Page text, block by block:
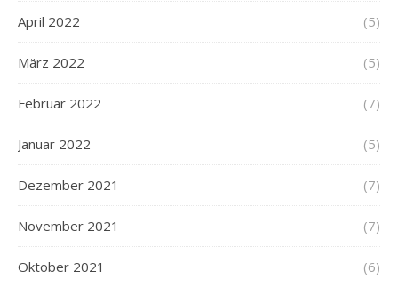
April 2022 (5)
März 2022 (5)
Februar 2022 (7)
Januar 2022 (5)
Dezember 2021 (7)
November 2021 (7)
Oktober 2021 (6)